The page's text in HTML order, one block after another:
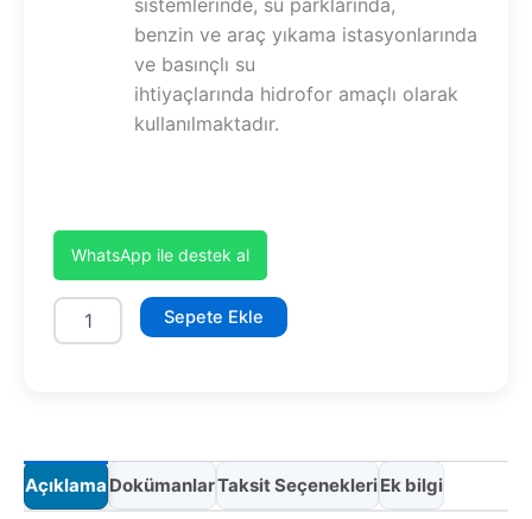
sistemlerinde, su parklarında,
benzin ve araç yıkama istasyonlarında
ve basınçlı su
ihtiyaçlarında hidrofor amaçlı olarak
kullanılmaktadır.
WhatsApp ile destek al
SYM12-
220/4
Sepete Ekle
Açıklama DokümanlarTaksit SeçenekleriEk bilgi